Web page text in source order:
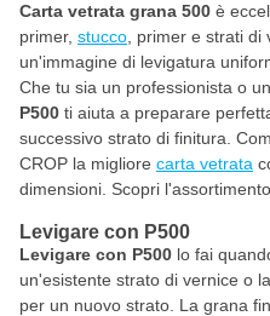
Carta vetrata grana 500 è
primer, stucco , primer e strati di
un'immagine di levigatura
Che tu sia un professionista o
P500 ti aiuta a preparare
successivo strato di finitura.
CROP la migliore carta vetrata
dimensioni. Scopri
Levigare con P500
Levigare con P500 lo fai
un'esistente strato di vernice o
per un nuovo strato. La grana